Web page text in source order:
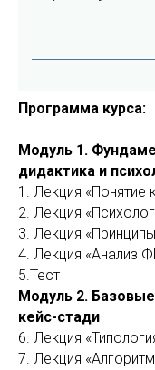
Программа курса:
Модуль 1.
дидактика и
1. Лекция «Понятие
2. Лекция
3. Лекция
4. Лекция «Анализ
5.Тест
Модуль 2.
кейс-стади
6. Лекция
7. Лекция